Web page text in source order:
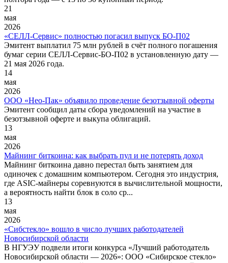
21
мая
2026
«СЕЛЛ-Сервис» полностью погасил выпуск БО-П02
Эмитент выплатил 75 млн рублей в счёт полного погашения
бумаг серии СЕЛЛ-Сервис-БО-П02 в установленную дату —
21 мая 2026 года.
14
мая
2026
ООО «Нео-Пак» объявило проведение безотзывной оферты
Эмитент сообщил даты сбора уведомлений на участие в
безотзывной оферте и выкупа облигаций.
13
мая
2026
Майнинг биткоина: как выбрать пул и не потерять доход
Майнинг биткоина давно перестал быть занятием для
одиночек с домашним компьютером. Сегодня это индустрия,
где ASIC-майнеры соревнуются в вычислительной мощности,
а вероятность найти блок в соло ср...
13
мая
2026
«Сибстекло» вошло в число лучших работодателей
Новосибирской области
В НГУЭУ подвели итоги конкурса «Лучший работодатель
Новосибирской области — 2026»: ООО «Сибирское стекло»